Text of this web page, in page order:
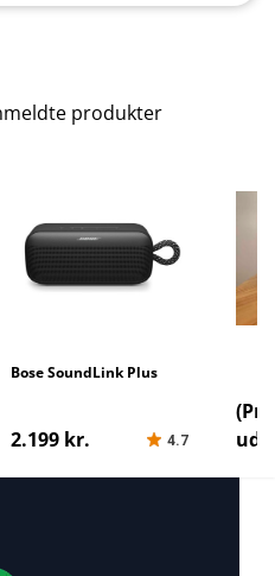
produkter
Bose SoundLink Plus
2.199 kr. 4.7